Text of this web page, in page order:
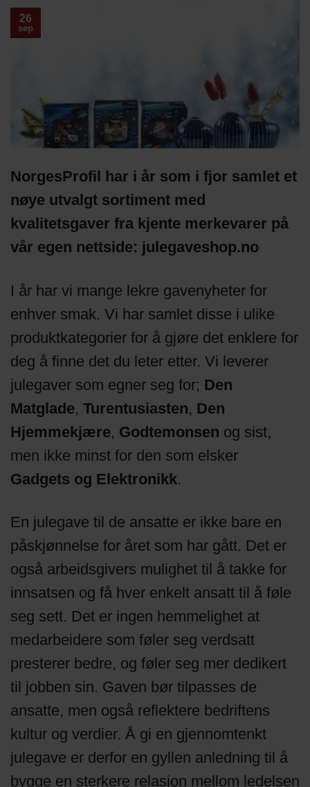
26
sep
NorgesProfil har i år som i fjor samlet et
nøye utvalgt sortiment med
kvalitetsgaver fra kjente merkevarer på
vår egen nettside: julegaveshop.no
I år har vi mange lekre gavenyheter for
enhver smak. Vi har samlet disse i ulike
produktkategorier for å gjøre det enklere for
deg å finne det du leter etter. Vi leverer
julegaver som egner seg for; Den
Matglade, Turentusiasten, Den
Hjemmekjære, Godtemonsen og sist,
men ikke minst for den som elsker
Gadgets og Elektronikk.
En julegave til de ansatte er ikke bare en
påskjønnelse for året som har gått. Det er
også arbeidsgivers mulighet til å takke for
innsatsen og få hver enkelt ansatt til å føle
seg sett. Det er ingen hemmelighet at
medarbeidere som føler seg verdsatt
presterer bedre, og føler seg mer dedikert
til jobben sin. Gaven bør tilpasses de
ansatte, men også reflektere bedriftens
kultur og verdier. Å gi en gjennomtenkt
julegave er derfor en gyllen anledning til å
bygge en sterkere relasjon mellom ledelsen